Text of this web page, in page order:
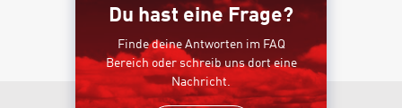
Du hast eine Frage?
Finde deine Antworten im FAQ
Bereich oder schreib uns dort eine
Nachricht.